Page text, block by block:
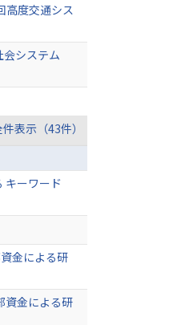
高度交通シス
システム
表示（43件）
キーワード
金による研
資金による研